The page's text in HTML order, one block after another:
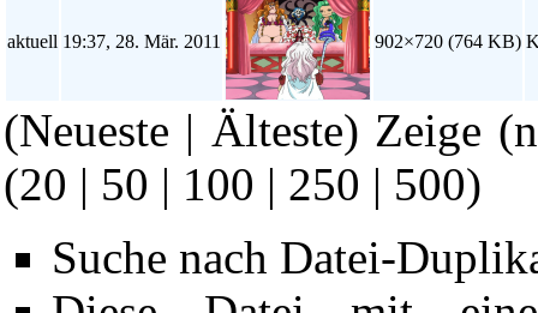
aktuell 19:37, 28. Mär. 2011 902×720 (764 KB)
(Neueste | Älteste) Zeige
(20 | 50 | 100 | 250 | 500)
Suche nach Datei-